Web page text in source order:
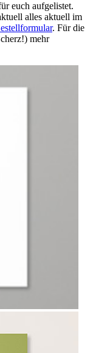
euch aufgelistet.
alles aktuell im
. Für die
mehr